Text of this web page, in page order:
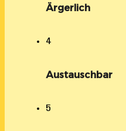
Ärgerlich
4
Austauschbar
5